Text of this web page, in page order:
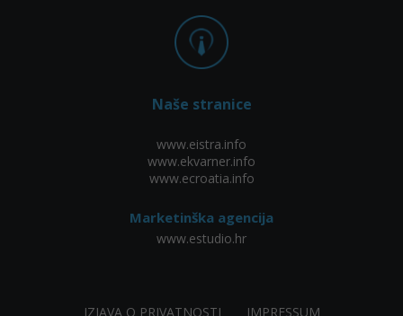
Naše stranice
www.eistra.info
www.ekvarner.info
www.ecroatia.info
Marketinška agencija
www.estudio.hr
IZJAVA O PRIVATNOSTI IMPRESSUM